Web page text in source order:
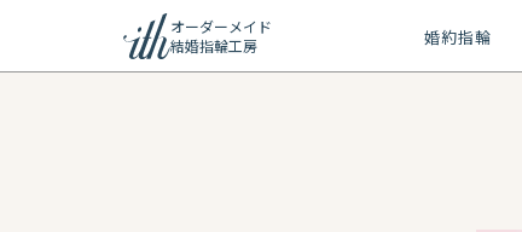
オーダーメイド
結婚指輪工房
婚約指輪